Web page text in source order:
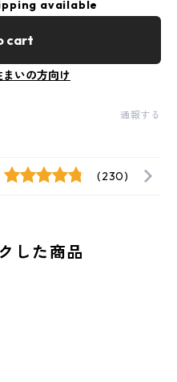
available
cart
いの方向け
通報する
(230)
した商品